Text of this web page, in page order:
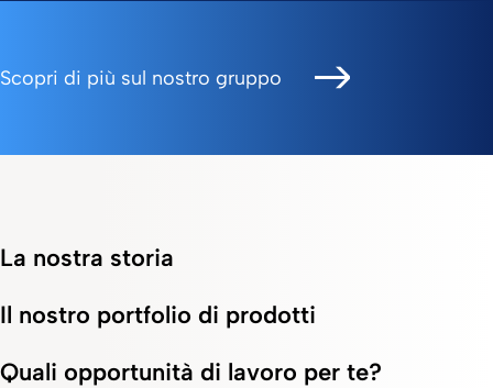
Scopri di più sul nostro gruppo
La nostra storia
Il nostro portfolio di prodotti
Quali opportunità di lavoro per te?